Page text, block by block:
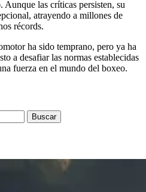
las críticas persisten, su
atrayendo a millones de
récords.
ha sido temprano, pero ya ha
a desafiar las normas establecidas
fuerza en el mundo del boxeo.